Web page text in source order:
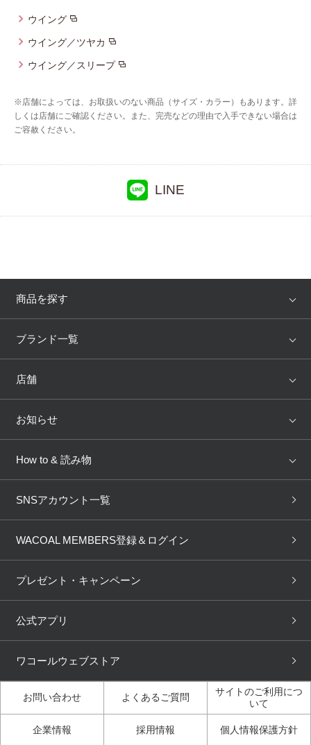
ウイング
ウイング／ツヤカ
ウイング／スリープ
※店舗によっては、お取扱いのない商品（サイズ・カラー）もあります。詳
しくは店舗にご確認ください。また、完売などの理由で入手できない場合は
ご容赦ください。
LINE
商品を探す
アイテム
トピックス
ブランド一覧
WACOAL
AMPHI une nana cool
OUR WACOAL
WACOAL Remamma Mens Innerwear
Licensed Brands
店舗
店舗を探す
ブラ無料診断
3Dボディスキャン
お知らせ
新着情報
商品回収
ニュース＆トピックス
How to & 読み物
下着の基礎知識
ブラパン ワコールスタイル
大人の工場見学inベトナム
人間科学研究開発センター見
学
ガイド（マンガ）
3Dボディスキャン体験（マ
SNSアカウント一覧
WACOAL MEMBERS登録＆ログイン
プレゼント・キャンペーン
公式アプリ
ワコールウェブストア
お問い合わせ よくあるご質問
サイトのご利用につ
いて
企業情報 採用情報 個人情報保護方針